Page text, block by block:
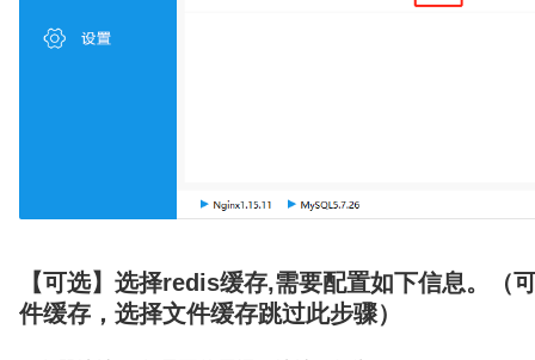
【可选】选择redis缓存,需要配置如下信息。（
件缓存，选择文件缓存跳过此步骤）